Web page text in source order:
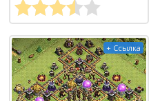
+ Ссылка